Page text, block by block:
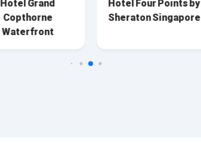
Hotel Four Points by
Sheraton Singapore
Hotel Grand
Copthorne
Waterfront